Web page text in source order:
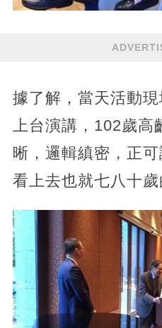
據了解，當天活動
上台演講，102歲高
晰，邏輯縝密，正可
看上去也就七八十歲